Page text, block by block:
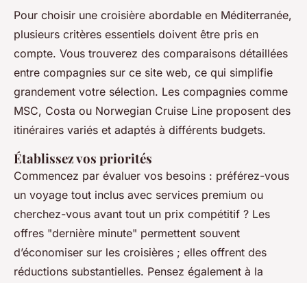
Pour choisir une croisière abordable en Méditerranée,
plusieurs critères essentiels doivent être pris en
compte. Vous trouverez des comparaisons détaillées
entre compagnies sur ce site web, ce qui simplifie
grandement votre sélection. Les compagnies comme
MSC, Costa ou Norwegian Cruise Line proposent des
itinéraires variés et adaptés à différents budgets.
Établissez vos priorités
Commencez par évaluer vos besoins : préférez-vous
un voyage tout inclus avec services premium ou
cherchez-vous avant tout un prix compétitif ? Les
offres "dernière minute" permettent souvent
d’économiser sur les croisières ; elles offrent des
réductions substantielles. Pensez également à la